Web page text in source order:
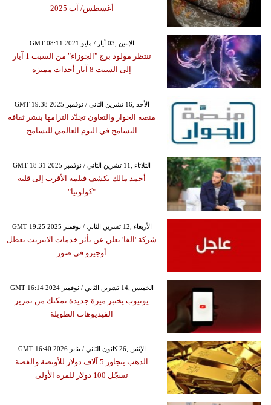
أغسطس/ آب 2025
GMT 08:11 2021 الإثنين ,03 أيار / مايو
تنتظر مولود برج "الجوزاء" من السبت 1 آيار
إلى السبت 8 آيار أحداث مميزة
GMT 19:38 2025 الأحد ,16 تشرين الثاني / نوفمبر
منصة الحوار والتعاون تجدّد التزامها بنشر ثقافة
التسامح في اليوم العالمي للتسامح
GMT 18:31 2025 الثلاثاء ,11 تشرين الثاني / نوفمبر
أحمد مالك يكشف فيلمه الأقرب إلى قلبه
"كولونيا"
GMT 19:25 2025 الأربعاء ,12 تشرين الثاني / نوفمبر
شركة 'الفا' تعلن عن تأثر خدمات الانترنت بعطل
أوجيرو في صور
GMT 16:14 2024 الخميس ,14 تشرين الثاني / نوفمبر
يوتيوب يختبر ميزة جديدة تمكنك من تمرير
الفيديوهات الطويلة
GMT 16:40 2026 الإثنين ,26 كانون الثاني / يناير
الذهب يتجاوز 5 آلاف دولار للأونصة والفضة
تسجّل 100 دولار للمرة الأولى